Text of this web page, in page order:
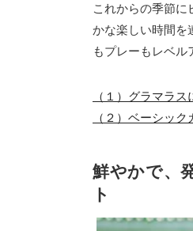
これからの季節
かな楽しい時間
もプレーもレベル
（１）グラマラ
（２）ベーシッ
鮮やかで、
ト